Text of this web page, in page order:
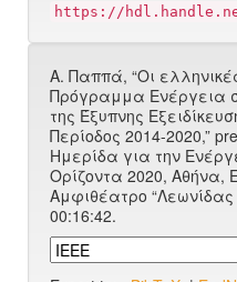
https://
Α. Παππά, “Οι
Πρόγραμμα Ενέργεια
της Έξυπνης
Περίοδος 2014-2020,”
Ημερίδα για την
Ορίζοντα 2020, Αθήνα,
Αμφιθέατρο “Λεωνίδας
00:16:42.